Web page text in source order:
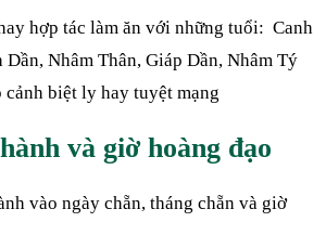
hợp tác làm ăn với những tuổi: Canh
Nhâm Thân, Giáp Dần, Nhâm Tý
cảnh biệt ly hay tuyệt mạng
và giờ hoàng đạo
vào ngày chẵn, tháng chẵn và giờ